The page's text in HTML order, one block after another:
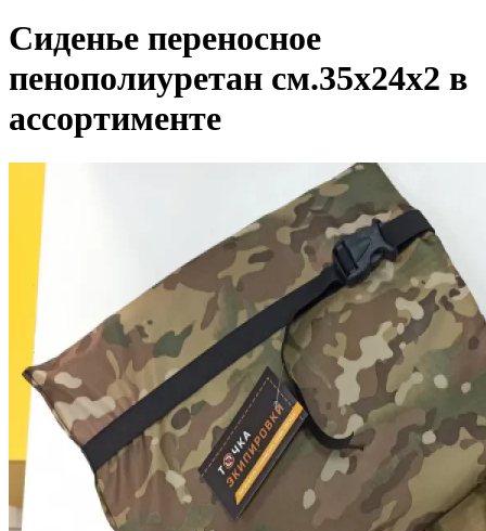
Сиденье переносное
пенополиуретан см.35х24х2 в
ассортименте